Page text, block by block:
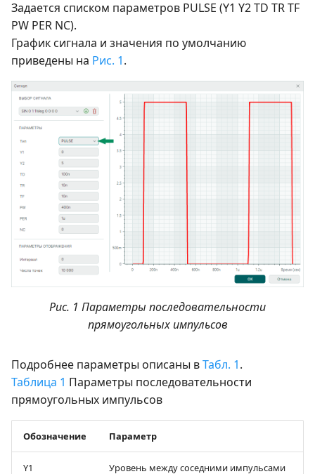
Задается списком параметров PULSE (Y1 Y2 TD TR TF
PW PER NC).
График сигнала и значения по умолчанию
приведены на Рис. 1.
Рис. 1 Параметры последовательности
прямоугольных импульсов
Подробнее параметры описаны вТабл. 1.
Таблица 1 Параметры последовательности
прямоугольных импульсов
Обозначение Параметр
Y1 Уровень между соседними импульсами